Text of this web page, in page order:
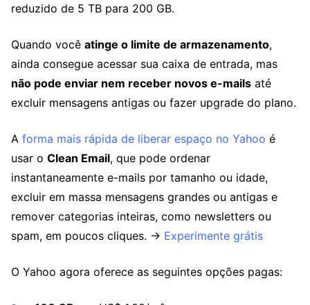
reduzido de 5 TB para 200 GB.
Quando você atinge o limite de armazenamento,
ainda consegue acessar sua caixa de entrada, mas
não pode enviar nem receber novos e-mails até
excluir mensagens antigas ou fazer upgrade do plano.
A forma mais rápida de liberar espaço no Yahoo é
usar o Clean Email, que pode ordenar
instantaneamente e-mails por tamanho ou idade,
excluir em massa mensagens grandes ou antigas e
remover categorias inteiras, como newsletters ou
spam, em poucos cliques. → Experimente grátis
O Yahoo agora oferece as seguintes opções pagas: